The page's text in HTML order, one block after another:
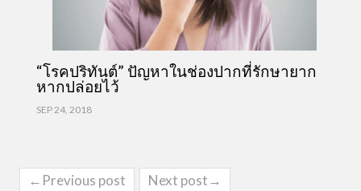
“โรคปริทันต์” ปัญหาในช่องปากที่รักษายาก
หากปล่อยไว้
SEP 24, 2018
←Previous post Next post→